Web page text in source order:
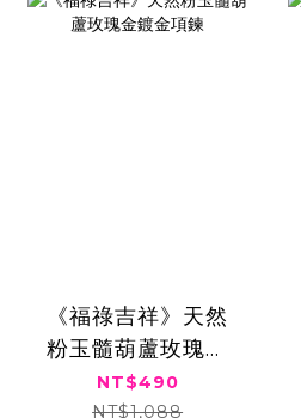
《福祿吉祥》天然
粉玉髓葫蘆玫瑰金
鍍金項鍊
NT$490
NT$1,088